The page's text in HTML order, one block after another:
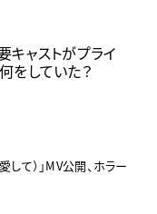
キャストがプライ
をしていた？
して）」MV公開、ホラー